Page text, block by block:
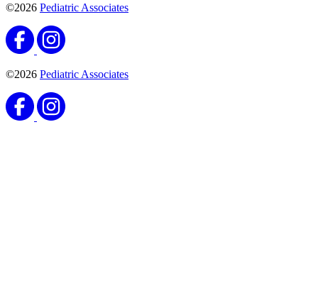
©2026 Pediatric Associates
©2026 Pediatric Associates